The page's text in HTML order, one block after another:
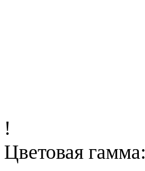
!
Цветовая гамма: